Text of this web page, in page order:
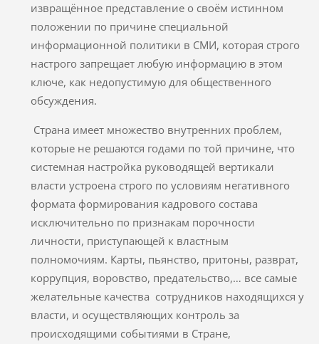
извращённое представление о своём истинном
положении по причине специальной
информационной политики в СМИ, которая строго
настрого запрещает любую информацию в этом
ключе, как недопустимую для общественного
обсуждения.
Страна имеет множество внутренних проблем,
которые не решаются годами по той причине, что
системная настройка руководящей вертикали
власти устроена строго по условиям негативного
формата формирования кадрового состава
исключительно по признакам порочности
личности, приступающей к властным
полномочиям. Карты, пьянство, притоны, разврат,
коррупция, воровство, предательство,… все самые
желательные качества сотрудников находящихся у
власти, и осуществляющих контроль за
происходящими событиями в Стране,